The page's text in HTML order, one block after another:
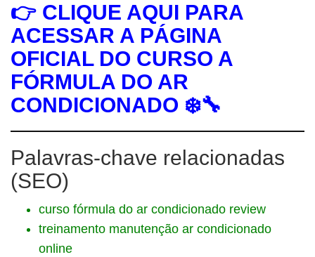
👉 CLIQUE AQUI PARA
ACESSAR A PÁGINA
OFICIAL DO CURSO A
FÓRMULA DO AR
CONDICIONADO ❄️🔧
Palavras-chave relacionadas
(SEO)
curso fórmula do ar condicionado review
treinamento manutenção ar condicionado
online